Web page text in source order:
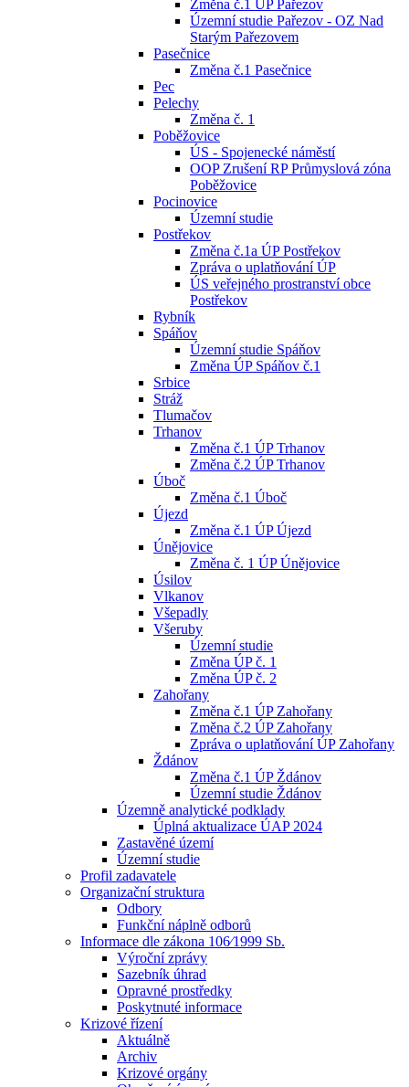
Změna č.1 ÚP Pařezov
Územní studie Pařezov - OZ Nad
Starým Pařezovem
Pasečnice
Změna č.1 Pasečnice
Pec
Pelechy
Změna č. 1
Poběžovice
ÚS - Spojenecké náměstí
OOP Zrušení RP Průmyslová zóna
Poběžovice
Pocinovice
Územní studie
Postřekov
Změna č.1a ÚP Postřekov
Zpráva o uplatňování ÚP
ÚS veřejného prostranství obce
Postřekov
Rybník
Spáňov
Územní studie Spáňov
Změna ÚP Spáňov č.1
Srbice
Stráž
Tlumačov
Trhanov
Změna č.1 ÚP Trhanov
Změna č.2 ÚP Trhanov
Úboč
Změna č.1 Úboč
Újezd
Změna č.1 ÚP Újezd
Únějovice
Změna č. 1 ÚP Únějovice
Úsilov
Vlkanov
Všepadly
Všeruby
Územní studie
Změna ÚP č. 1
Změna ÚP č. 2
Zahořany
Změna č.1 ÚP Zahořany
Změna č.2 ÚP Zahořany
Zpráva o uplatňování ÚP Zahořany
Ždánov
Změna č.1 ÚP Ždánov
Územní studie Ždánov
Územně analytické podklady
Úplná aktualizace ÚAP 2024
Zastavěné území
Územní studie
Profil zadavatele
Organizační struktura
Odbory
Funkční náplně odborů
Informace dle zákona 106⁄1999 Sb.
Výroční zprávy
Sazebník úhrad
Opravné prostředky
Poskytnuté informace
Krizové řízení
Aktuálně
Archiv
Krizové orgány